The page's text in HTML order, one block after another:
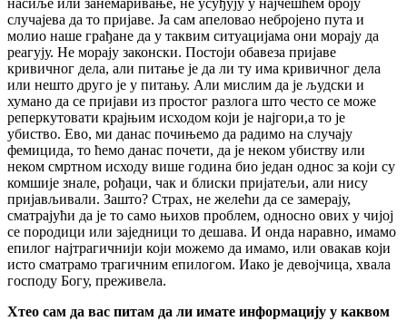
случајева да то пријаве. Ја сам апеловао небројено пута и
молио наше грађане да у таквим ситуацијама они морају да
реагују. Не морају законски. Постоји обавеза пријаве
кривичног дела, али питање је да ли ту има кривичног дела
или нешто друго је у питању. Али мислим да је људски и
хумано да се пријави из простог разлога што често се може
реперкутовати крајњим исходом који је најгори,а то је
убиство. Ево, ми данас почињемо да радимо на случају
фемицида, то ћемо данас почети, да је неком убиству или
неком смртном исходу више година био један однос за који су
комшије знале, рођаци, чак и блиски пријатељи, али нису
пријављивали. Зашто? Страх, не желећи да се замерају,
сматрајући да је то само њихов проблем, односно ових у чијој
се породици или заједници то дешава. И онда наравно, имамо
епилог најтрагичнији који можемо да имамо, или овакав који
исто сматрамо трагичним епилогом. Иако је девојчица, хвала
господу Богу, преживела.
Хтео сам да вас питам да ли имате информацију у каквом